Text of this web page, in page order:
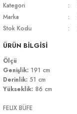
Kategori
Marka
Stok Kodu
ÜRÜN BİLGİSİ
Ölçü
Genişlik: 191 cm
Derinlik: 51 cm
Yükseklik: 86 cm
FELIX BÜFE